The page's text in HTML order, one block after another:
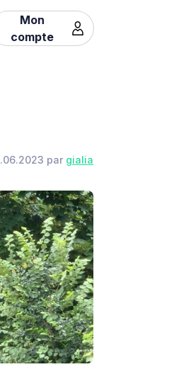
Mon
compte
par gialia